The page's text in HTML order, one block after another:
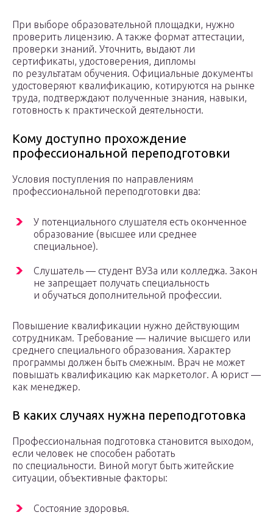
При выборе образовательной площадки, нужно
проверить лицензию. А также формат аттестации,
проверки знаний. Уточнить, выдают ли
сертификаты, удостоверения, дипломы
по результатам обучения. Официальные документы
удостоверяют квалификацию, котируются на рынке
труда, подтверждают полученные знания, навыки,
готовность к практической деятельности.
Кому доступно прохождение
профессиональной переподготовки
Условия поступления по направлениям
профессиональной переподготовки два:
У потенциального слушателя есть оконченное
образование (высшее или среднее
специальное).
Слушатель — студент ВУЗа или колледжа. Закон
не запрещает получать специальность
и обучаться дополнительной профессии.
Повышение квалификации нужно действующим
сотрудникам. Требование — наличие высшего или
среднего специального образования. Характер
программы должен быть смежным. Врач не может
повышать квалификацию как маркетолог. А юрист —
как менеджер.
В каких случаях нужна переподготовка
Профессиональная подготовка становится выходом,
если человек не способен работать
по специальности. Виной могут быть житейские
ситуации, объективные факторы:
Состояние здоровья.